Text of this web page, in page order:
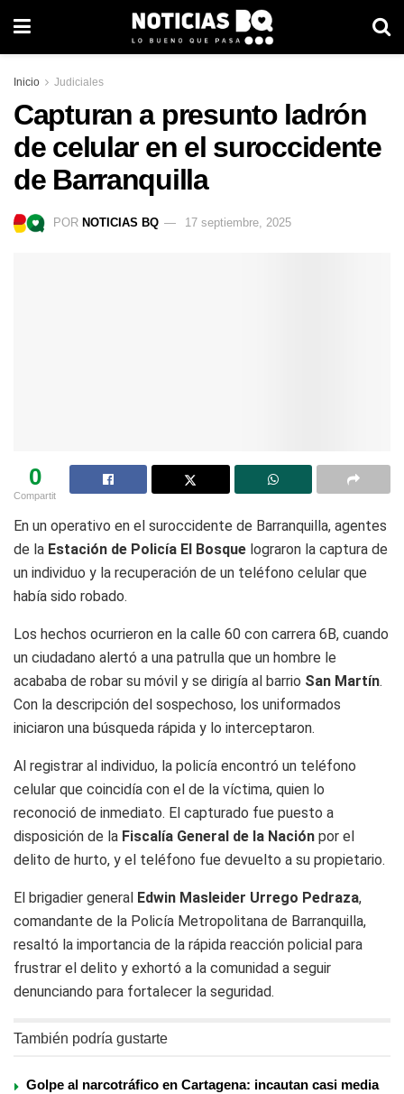
Inicio Judiciales
Capturan a presunto ladrón
de celular en el suroccidente
de Barranquilla
POR NOTICIAS BQ 17 septiembre, 2025
0
Compartit
En un operativo en el suroccidente de Barranquilla, agentes
de la Estación de Policía El Bosque lograron la captura de
un individuo y la recuperación de un teléfono celular que
había sido robado.
Los hechos ocurrieron en la calle 60 con carrera 6B, cuando
un ciudadano alertó a una patrulla que un hombre le
acababa de robar su móvil y se dirigía al barrio San Martín.
Con la descripción del sospechoso, los uniformados
iniciaron una búsqueda rápida y lo interceptaron.
Al registrar al individuo, la policía encontró un teléfono
celular que coincidía con el de la víctima, quien lo
reconoció de inmediato. El capturado fue puesto a
disposición de la Fiscalía General de la Nación por el
delito de hurto, y el teléfono fue devuelto a su propietario.
El brigadier general Edwin Masleider Urrego Pedraza,
comandante de la Policía Metropolitana de Barranquilla,
resaltó la importancia de la rápida reacción policial para
frustrar el delito y exhortó a la comunidad a seguir
denunciando para fortalecer la seguridad.
También podría gustarte
Golpe al narcotráfico en Cartagena: incautan casi media